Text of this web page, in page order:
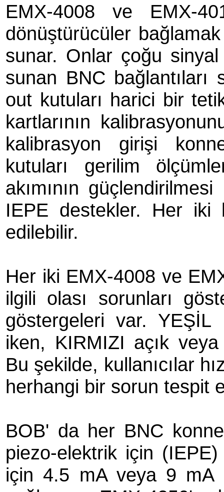
EMX-4008 ve EMX-
dönüştürücüler
sunar. Onlar çoğu
sunan BNC
out kutuları harici bir
kartlarının
kalibrasyon girişi
kutuları gerilim
akımının
IEPE destekler. Her iki
edilebilir.
Her iki EMX-4008 ve
ilgili olası sorunları
göstergeleri var. YEŞİL
iken, KIRMIZI açık
Bu şekilde, kullanıcılar
herhangi bir sorun tespit
BOB' da her BNC
piezo-elektrik için
için 4.5 mA veya 9 mA